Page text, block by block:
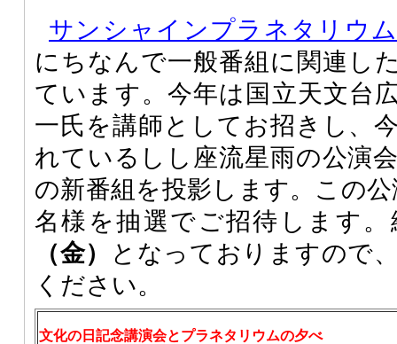
サンシャインプラネタリウ
にちなんで一般番組に関連し
ています。今年は国立天文台
一氏を講師としてお招きし、
れているしし座流星雨の公演
の新番組を投影します。この
名様を抽選でご招待します
（金）
となっておりますので
ください。
文化の日記念講演会とプラネタリウムの夕べ